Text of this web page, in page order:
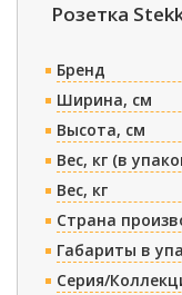
Розетка
Бренд
Ширина, см
Высота, см
Вес, кг (в
Вес, кг
Страна
Габариты в
Серия/